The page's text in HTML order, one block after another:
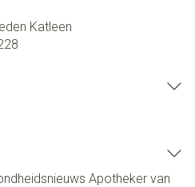
Katleen
Apotheker van